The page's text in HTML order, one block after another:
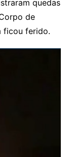
quedas
de
ficou ferido.